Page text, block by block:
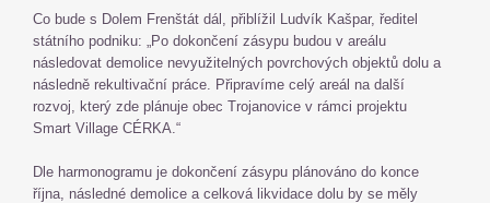
Co bude s Dolem Frenštát dál, přiblížil Ludvík Kašpar, ředitel
státního podniku: „Po dokončení zásypu budou v areálu
následovat demolice nevyužitelných povrchových objektů dolu a
následně rekultivační práce. Připravíme celý areál na další
rozvoj, který zde plánuje obec Trojanovice v rámci projektu
Smart Village CÉRKA.“
Dle harmonogramu je dokončení zásypu plánováno do konce
října, následné demolice a celková likvidace dolu by se měly